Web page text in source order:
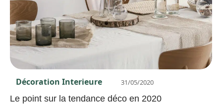
Décoration Interieure 31/05/2020
Le point sur la tendance déco en 2020